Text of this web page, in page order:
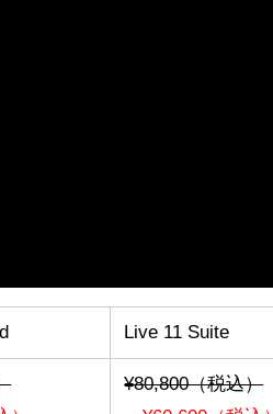
Live 11 Suite
¥80,800（税込）